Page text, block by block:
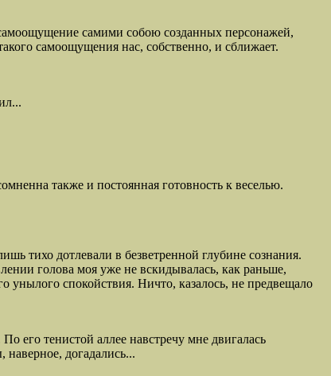
самими собою созданных персонажей,
самоощущения нас, собственно, и сближает.
также и постоянная готовность к веселью.
тихо дотлевали в безветренной глубине сознания.
голова моя уже не вскидывалась, как раньше,
унылого спокойствия. Ничто, казалось, не предвещало
его тенистой аллее навстречу мне двигалась
наверное, догадались...